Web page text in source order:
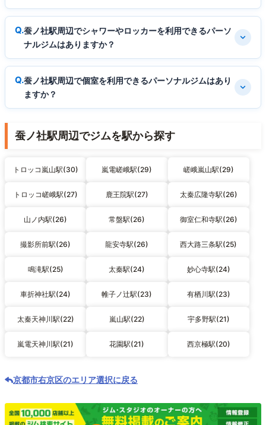
蚕ノ社駅周辺でシャワーやロッカーを利用できるパーソ
ナルジムはありますか？
蚕ノ社駅周辺で個室を利用できるパーソナルジムはあり
ますか？
蚕ノ社駅周辺でジムを駅から探す
トロッコ嵐山駅(30) 嵐電嵯峨駅(29) 嵯峨嵐山駅(29)
トロッコ嵯峨駅(27) 鹿王院駅(27) 太秦広隆寺駅(26)
山ノ内駅(26) 常盤駅(26) 御室仁和寺駅(26)
撮影所前駅(26) 龍安寺駅(26) 西大路三条駅(25)
鳴滝駅(25) 太秦駅(24) 妙心寺駅(24)
車折神社駅(24) 帷子ノ辻駅(23) 有栖川駅(23)
太秦天神川駅(22) 嵐山駅(22) 宇多野駅(21)
嵐電天神川駅(21) 花園駅(21) 西京極駅(20)
京都市右京区のエリア選択に戻る